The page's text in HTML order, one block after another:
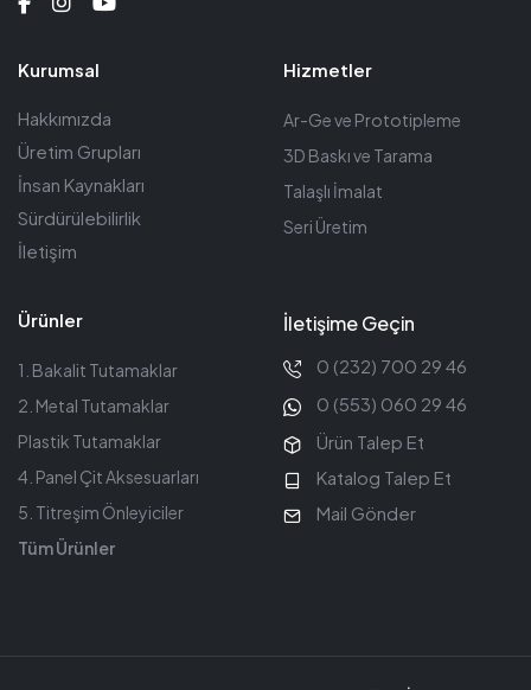
Kurumsal
Hakkımızda
Üretim Grupları
İnsan Kaynakları
Sürdürülebilirlik
İletişim
Hizmetler
Ar-Ge ve Prototipleme
3D Baskı ve Tarama
Talaşlı İmalat
Seri Üretim
Ürünler
1. Bakalit Tutamaklar
2. Metal Tutamaklar
Plastik Tutamaklar
4. Panel Çit Aksesuarları
5. Titreşim Önleyiciler
Tüm Ürünler
İletişime Geçin
0 (232) 700 29 46
0 (553) 060 29 46
Ürün Talep Et
Katalog Talep Et
Mail Gönder